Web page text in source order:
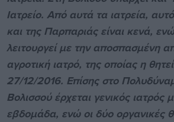
Ιατρείο. Από αυτά τα ιατρεία,
και της Παρπαριάς είναι κενά,
λειτουργεί με την αποσπασμένη
αγροτική ιατρό, της οποίας η
27/12/2016. Επίσης στο
Βολισσού έρχεται γενικός ιατρός
εβδομάδα, ενώ οι δύο οργανικές